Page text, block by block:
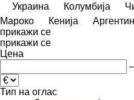
Украина
Колумбија
Мароко
Кенија
прикажи се
прикажи се
Цена
–
Тип на оглас